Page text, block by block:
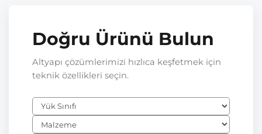
Doğru Ürünü Bulun
Altyapı çözümlerimizi hızlıca keşfetmek için
teknik özellikleri seçin.